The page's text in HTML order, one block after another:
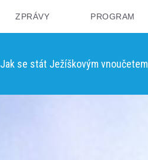
ZPRÁVY PROGRAM
Jak se stát Ježíškovým vnoučetem